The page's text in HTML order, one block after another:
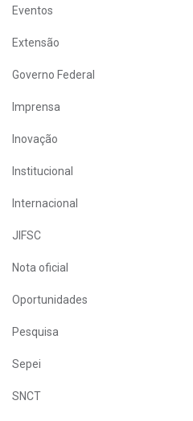
Eventos
Extensão
Governo Federal
Imprensa
Inovação
Institucional
Internacional
JIFSC
Nota oficial
Oportunidades
Pesquisa
Sepei
SNCT